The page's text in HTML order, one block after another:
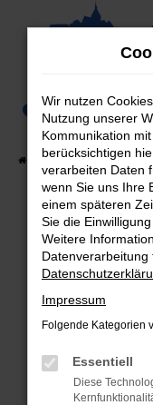
Zum
0
Startseite
Fehler:
Beim Laden ist
Hier sind ein
Überprüfe
Laden
Wir nutzen
Nutzung unserer
Kommunikation
berücksichtigen
verarbeiten Daten
wenn Sie uns Ihre
einem späteren
Sie die
Weitere
Datenverarbeitung
Impressum
Folgende Kategorien
Essentiell
Diese